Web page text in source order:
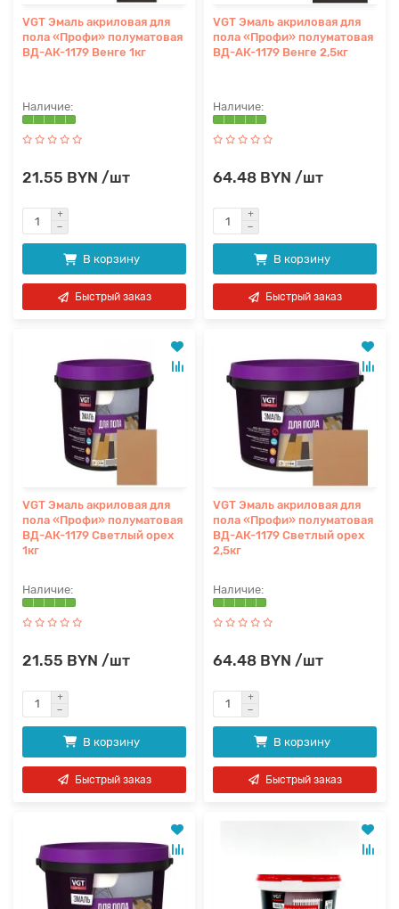
VGT Эмаль акриловая для
пола «Профи» полуматовая
ВД-АК-1179 Венге 1кг
21.55 BYN /шт
В корзину
Быстрый заказ
VGT Эмаль акриловая для
пола «Профи» полуматовая
ВД-АК-1179 Венге 2,5кг
64.48 BYN /шт
В корзину
Быстрый заказ
VGT Эмаль акриловая для
пола «Профи» полуматовая
ВД-АК-1179 Светлый орех
1кг
21.55 BYN /шт
В корзину
Быстрый заказ
VGT Эмаль акриловая для
пола «Профи» полуматовая
ВД-АК-1179 Светлый орех
2,5кг
64.48 BYN /шт
В корзину
Быстрый заказ